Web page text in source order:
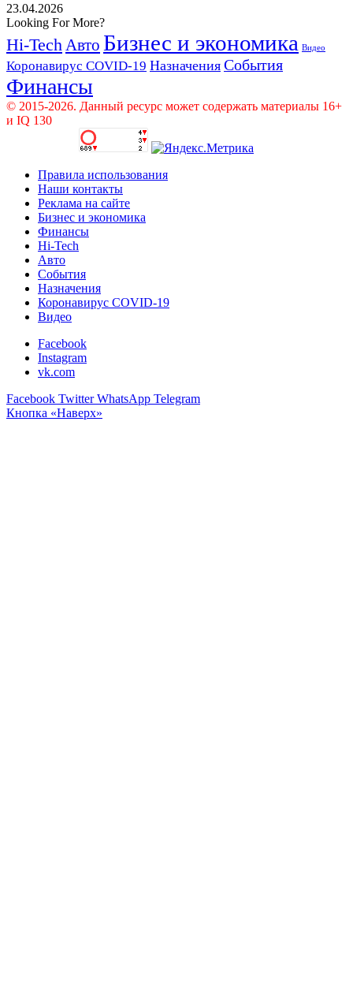
23.04.2026
Looking For More?
Hi-Tech Авто Бизнес и экономика Видео
Коронавирус COVID-19 Назначения События
Финансы
© 2015-2026. Данный ресурс может содержать материалы 16+
и IQ 130
Правила использования
Наши контакты
Реклама на сайте
Бизнес и экономика
Финансы
Hi-Tech
Авто
События
Назначения
Коронавирус COVID-19
Видео
Facebook
Instagram
vk.com
Facebook Twitter WhatsApp Telegram
Кнопка «Наверх»